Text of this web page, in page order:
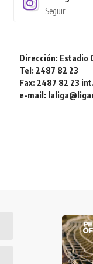
Seguir
Dirección: Estadio
Tel: 2487 82 23
Fax: 2487 82 23
e-mail: